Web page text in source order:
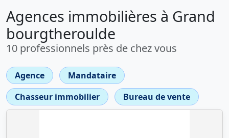
Agences immobilières à Grand
bourgtheroulde
10 professionnels près de chez vous
Agence
Mandataire
Chasseur immobilier
Bureau de vente